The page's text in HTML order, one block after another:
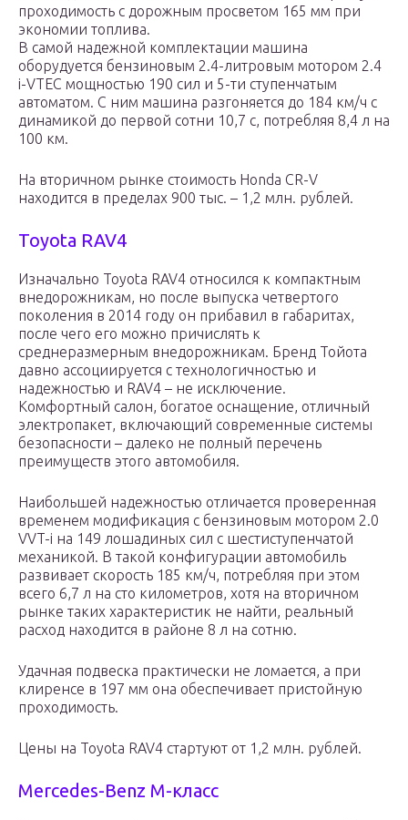
проходимость с дорожным просветом 165 мм при
экономии топлива.
В самой надежной комплектации машина
оборудуется бензиновым 2.4-литровым мотором 2.4
i-VTEC мощностью 190 сил и 5-ти ступенчатым
автоматом. С ним машина разгоняется до 184 км/ч с
динамикой до первой сотни 10,7 с, потребляя 8,4 л на
100 км.
На вторичном рынке стоимость Honda CR-V
находится в пределах 900 тыс. – 1,2 млн. рублей.
Toyota RAV4
Изначально Toyota RAV4 относился к компактным
внедорожникам, но после выпуска четвертого
поколения в 2014 году он прибавил в габаритах,
после чего его можно причислять к
среднеразмерным внедорожникам. Бренд Тойота
давно ассоциируется с технологичностью и
надежностью и RAV4 – не исключение.
Комфортный салон, богатое оснащение, отличный
электропакет, включающий современные системы
безопасности – далеко не полный перечень
преимуществ этого автомобиля.
Наибольшей надежностью отличается проверенная
временем модификация с бензиновым мотором 2.0
VVT-i на 149 лошадиных сил с шестиступенчатой
механикой. В такой конфигурации автомобиль
развивает скорость 185 км/ч, потребляя при этом
всего 6,7 л на сто километров, хотя на вторичном
рынке таких характеристик не найти, реальный
расход находится в районе 8 л на сотню.
Удачная подвеска практически не ломается, а при
клиренсе в 197 мм она обеспечивает пристойную
проходимость.
Цены на Toyota RAV4 стартуют от 1,2 млн. рублей.
Mercedes-Benz M-класс